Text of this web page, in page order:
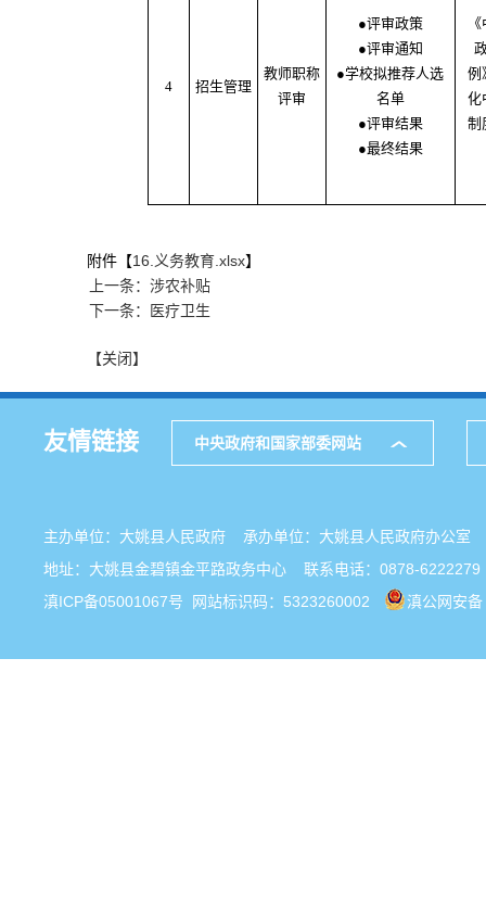
4 招生管理
教师职称
评审
●评审政策
●评审通知
●学校拟推荐人选
名单
●评审结果
●最终结果
例
化
制
附件【16.义务教育.xlsx】
上一条：涉农补贴
下一条：医疗卫生
【关闭】
友情链接 中央政府和国家部委网站
主办单位：大姚县人民政府 承办单位：大姚县人民政府办公
地址：大姚县金碧镇金平路政务中心 联系电话：0878-6222279
滇ICP备05001067号 网站标识码：5323260002 滇公网安